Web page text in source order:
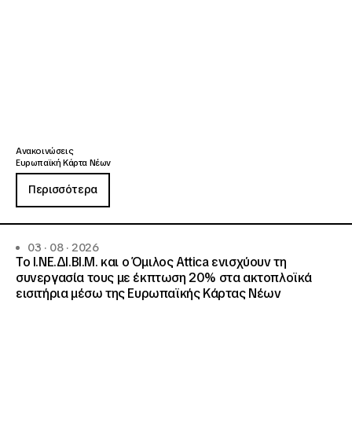
Ανακοινώσεις
Ευρωπαϊκή Κάρτα Νέων
Περισσότερα
03 · 08 · 2026
Το Ι.ΝΕ.ΔΙ.ΒΙ.Μ. και o Όμιλος Attica ενισχύουν τη
συνεργασία τους με έκπτωση 20% στα ακτοπλοϊκά
εισιτήρια μέσω της Ευρωπαϊκής Κάρτας Νέων